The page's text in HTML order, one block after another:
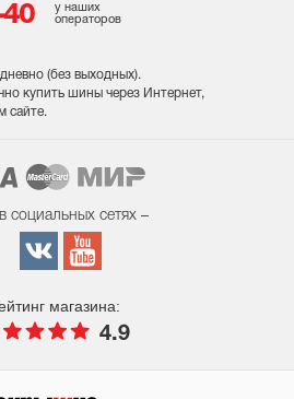
у наших
операторов
(без выходных).
купить шины через Интернет,
сайте.
социальных сетях –
магазина:
4.9